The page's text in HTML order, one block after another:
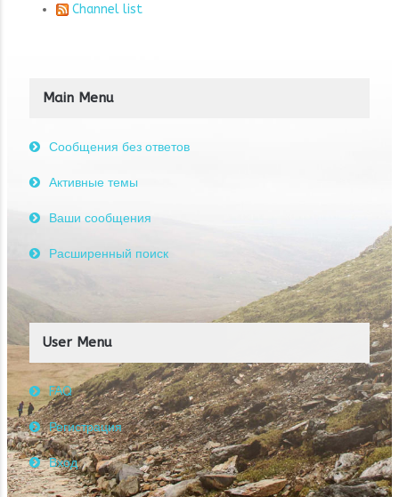
Channel list
Main Menu
Сообщения без ответов
Активные темы
Ваши сообщения
Расширенный поиск
User Menu
FAQ
Регистрация
Вход